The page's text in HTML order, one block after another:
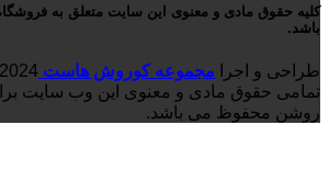
کلیه حقوق مادی و معنوی این سایت متعلق به فروشگاه
باشد.
طراحی و اجرا مجموعه کوروش هاست 2024
تمامی حقوق مادی و معنوی این وب سایت
روشن محفوظ می باشد.